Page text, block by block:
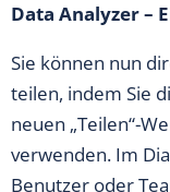
Data Analyzer –
Sie können nun
teilen, indem Sie
neuen „Teilen“-
verwenden. Im
Benutzer oder